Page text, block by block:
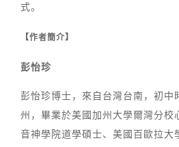
式。
【作者簡介】
彭怡珍
彭怡珍博士，來自台灣台南，初中
州，畢業於美國加州大學爾灣分校
音神學院道學碩士、美國百歐拉大